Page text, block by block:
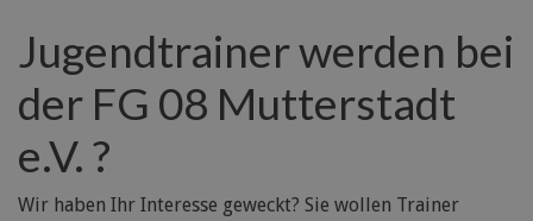
Jugendtrainer werden bei
der FG 08 Mutterstadt
e.V. ?
Wir haben Ihr Interesse geweckt? Sie wollen Trainer